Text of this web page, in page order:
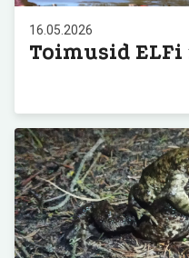
16.05.2026
Toimusid ELFi